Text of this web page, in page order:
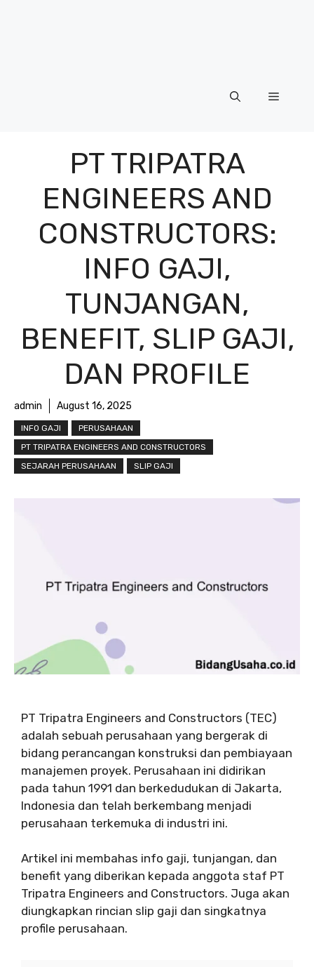
Menu
PT TRIPATRA
ENGINEERS AND
CONSTRUCTORS:
INFO GAJI,
TUNJANGAN,
BENEFIT, SLIP GAJI,
DAN PROFILE
admin August 16, 2025
INFO GAJI
PERUSAHAAN
PT TRIPATRA ENGINEERS AND CONSTRUCTORS
SEJARAH PERUSAHAAN
SLIP GAJI
PT Tripatra Engineers and Constructors (TEC)
adalah sebuah perusahaan yang bergerak di
bidang perancangan konstruksi dan pembiayaan
manajemen proyek. Perusahaan ini didirikan
pada tahun 1991 dan berkedudukan di Jakarta,
Indonesia dan telah berkembang menjadi
perusahaan terkemuka di industri ini.
Artikel ini membahas info gaji, tunjangan, dan
benefit yang diberikan kepada anggota staf PT
Tripatra Engineers and Constructors. Juga akan
diungkapkan rincian slip gaji dan singkatnya
profile perusahaan.